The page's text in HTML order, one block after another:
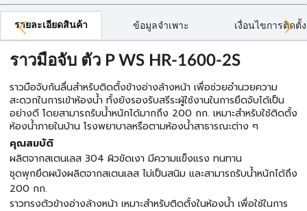
รายละเอียดสินค้า ข้อมูลจำเพาะ เงื่อนไขการติดตั้ง
ราวมือจับ ตัว P WS HR-1600-2S
ราวมือจับกันลื่นสำหรับติดตั้งข้างอ่างล้างหน้า เพื่อช่วยอำนวยความ
สะดวกในการเข้าห้องน้ำ ทั้งยังรองรับสรีระผู้ใช้งานในการยึดจับได้เป็น
อย่างดี โดยสามารถรับน้ำหนักได้มากถึง 200 กก. เหมาะสำหรับใช้ติดตั้ง
ห้องน้ำภายในบ้าน โรงพยาบาลหรือตามห้องน้ำสาธารณะต่าง ๆ
คุณสมบัติ
ผลิตจากสเตนเลส 304 ผิวขัดเงา มีความแข็งแรง ทนทาน
ชุดพุกยึดผนังผลิตจากสเตนเลส ไม่เป็นสนิม และสามารถรับน้ำหนักได้ถึง
200 กก.
ราวทรงตัวข้างอ่างล้างหน้า เหมาะสำหรับติดตั้งในห้องน้ำ เพื่อใช้ในการ